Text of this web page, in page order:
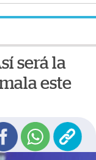
será la
este